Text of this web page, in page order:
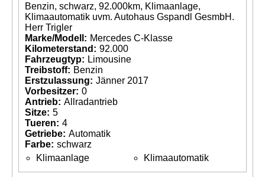
Benzin, schwarz, 92.000km, Klimaanlage,
Klimaautomatik uvm. Autohaus Gspandl GesmbH.
Herr Trigler
Marke/Modell: Mercedes C-Klasse
Kilometerstand: 92.000
Fahrzeugtyp: Limousine
Treibstoff: Benzin
Erstzulassung: Jänner 2017
Vorbesitzer: 0
Antrieb: Allradantrieb
Sitze: 5
Tueren: 4
Getriebe: Automatik
Farbe: schwarz
Klimaanlage
Klimaautomatik